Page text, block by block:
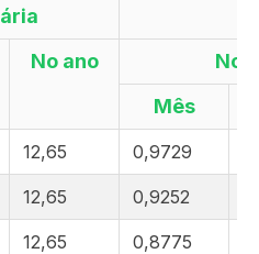
No ano
No
Mês
12,65 0,9729
12,65 0,9252
12,65 0,8775